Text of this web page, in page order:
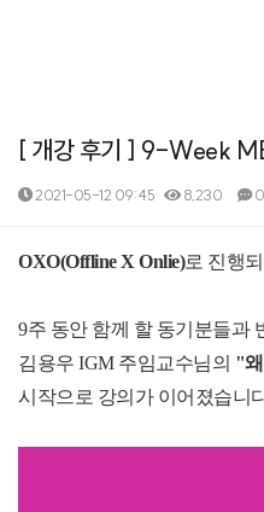
[ 개강 후기 ] 9-Week
2021-05-12 09:45 8,230 0
본문
OXO(Offline X Onlie)로 진행
9주 동안 함께 할 동기분들과
김용우 IGM 주임교수님의 "
시작으로 강의가 이어졌습니